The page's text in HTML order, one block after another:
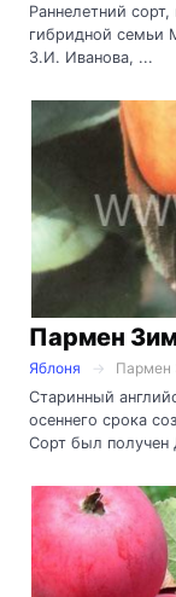
Раннелетний
гибридной семьи
З.И. Иванова, ...
Пармен
Яблоня
Пармен
Старинный
осеннего срока
Сорт был получен